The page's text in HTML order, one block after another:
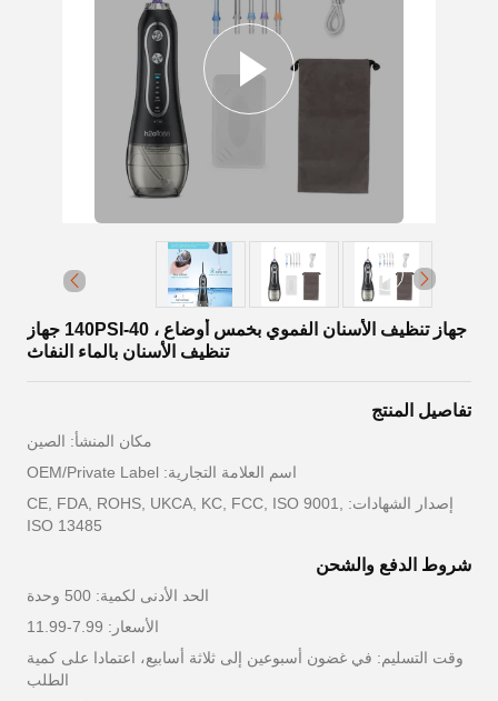
جهاز تنظيف الأسنان الفموي بخمس أوضاع ، 40-140PSI جهاز
تنظيف الأسنان بالماء النفاث
تفاصيل المنتج
مكان المنشأ: الصين
اسم العلامة التجارية: OEM/Private Label
إصدار الشهادات: CE, FDA, ROHS, UKCA, KC, FCC, ISO 9001,
ISO 13485
شروط الدفع والشحن
الحد الأدنى لكمية: 500 وحدة
الأسعار: 7.99-11.99
وقت التسليم: في غضون أسبوعين إلى ثلاثة أسابيع، اعتمادا على كمية
الطلب